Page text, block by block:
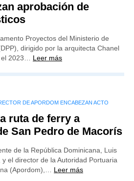
aprobación de
Proyectos del Ministerio de
dirigido por la arquitecta Chanel
el 2023… Leer más
DE APORDOM ENCABEZAN ACTO
ruta de ferry a
San Pedro de Macorís
de la República Dominicana, Luis
y el director de la Autoridad Portuaria
(Apordom),… Leer más